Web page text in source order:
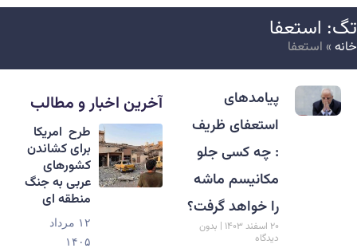
استعفا
» استعفا
پیامدهای
استعفای ظریف
: چه کسی جلو
مکانیسم ماشه
را خواهد گرفت؟
۲۰ اسفند ۱۴۰۳
بدون
دیدگاه
آخرین اخبار و مطالب
طرح امریکا
برای کشاندن
کشورهای
عربی به جنگ
منطقه ای
۱۲ مرداد
۱۴۰۵